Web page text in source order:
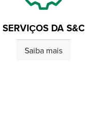
SERVIÇOS DA S&C
Saiba mais